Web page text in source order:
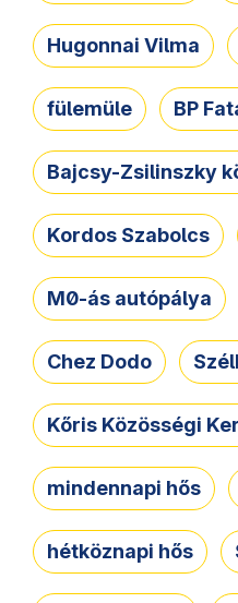
Hugonnai Vilma
fülemüle BP
Bajcsy-Zsilinszky
Kordos Szabolcs
M0-ás autópálya
Chez Dodo
Kőris Közösségi
mindennapi hős
hétköznapi hős